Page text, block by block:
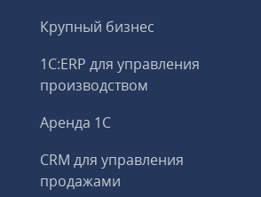
Крупный бизнес
1С:ERP для управления
производством
Аренда 1С
CRM для управления
продажами